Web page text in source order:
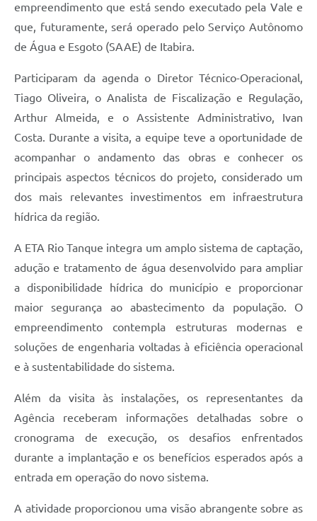
empreendimento que está sendo executado pela Vale e
que, futuramente, será operado pelo Serviço Autônomo
de Água e Esgoto (SAAE) de Itabira.
Participaram da agenda o Diretor Técnico-Operacional,
Tiago Oliveira, o Analista de Fiscalização e Regulação,
Arthur Almeida, e o Assistente Administrativo, Ivan
Costa. Durante a visita, a equipe teve a oportunidade de
acompanhar o andamento das obras e conhecer os
principais aspectos técnicos do projeto, considerado um
dos mais relevantes investimentos em infraestrutura
hídrica da região.
A ETA Rio Tanque integra um amplo sistema de captação,
adução e tratamento de água desenvolvido para ampliar
a disponibilidade hídrica do município e proporcionar
maior segurança ao abastecimento da população. O
empreendimento contempla estruturas modernas e
soluções de engenharia voltadas à eficiência operacional
e à sustentabilidade do sistema.
Além da visita às instalações, os representantes da
Agência receberam informações detalhadas sobre o
cronograma de execução, os desafios enfrentados
durante a implantação e os benefícios esperados após a
entrada em operação do novo sistema.
A atividade proporcionou uma visão abrangente sobre as